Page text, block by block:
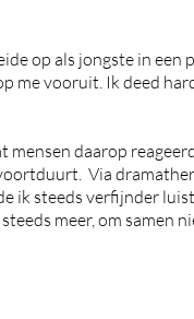
op als jongste in een
me vooruit. Ik deed
daarop
Via
ik steeds verfijnder
meer, om samen